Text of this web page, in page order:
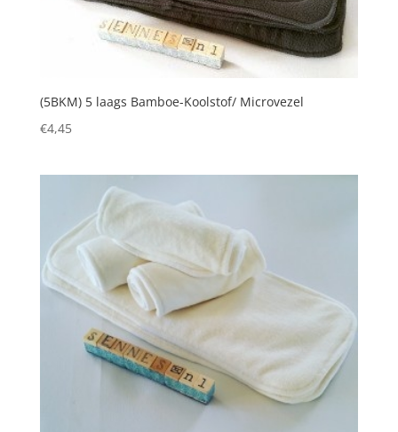
(5BKM) 5 laags Bamboe-Koolstof/ Microvezel
€4,45